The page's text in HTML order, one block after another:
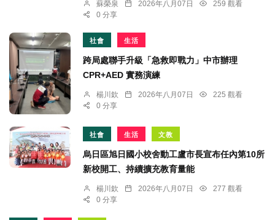
蘇榮泉 2026年八月07日
259 觀看
0 分享
社會 生活
跨局處聯手升級「急救即戰力」中市辦理
CPR+AED 實務演練
楊川欽 2026年八月07日
225 觀看
0 分享
社會 生活 文教
烏日區旭日國小校舍動工盧市長宣布任內第10所
新校開工、持續擴充教育量能
楊川欽 2026年八月07日
277 觀看
0 分享